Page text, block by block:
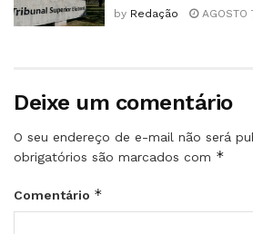
by Redação AGOSTO
Deixe um comentário
O seu endereço de e-mail não será
obrigatórios são marcados com *
Comentário *